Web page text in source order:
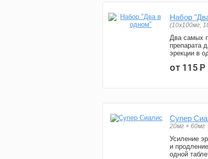
Набор
(10x100мг,
Два самых
препарата
эрекции в
от 115Р
Супер
20мг + 60мг
Усиление
и
одной